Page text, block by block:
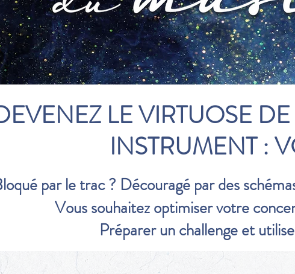
LE VIRTUOSE
INSTRUMENT :
par le trac ? Découragé par des
Vous souhaitez optimiser votre
Préparer un challenge et